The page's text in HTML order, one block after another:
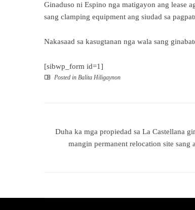
Ginaduso ni Espino nga matigayon ang lease
sang clamping equipment ang siudad sa
Nakasaad sa kasugtanan nga wala sang
[sibwp_form id=1]
Posted in Balita Hiligaynon
Duha ka mga propiedad sa La Castellana
mangin permanent relocation site sang